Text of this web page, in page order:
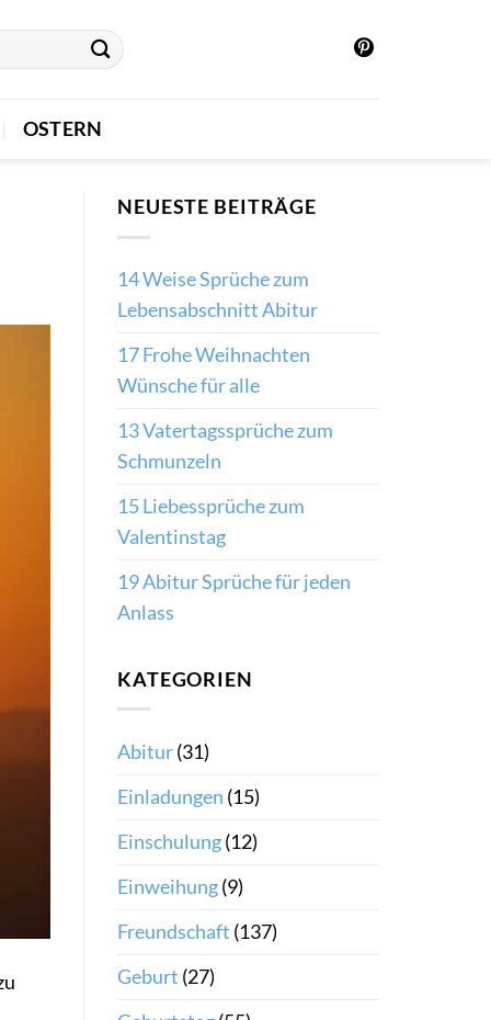
OSTERN
NEUESTE BEITRÄGE
14 Weise Sprüche zum
Lebensabschnitt Abitur
17 Frohe Weihnachten
Wünsche für alle
13 Vatertagssprüche zum
Schmunzeln
15 Liebessprüche zum
Valentinstag
19 Abitur Sprüche für jeden
Anlass
KATEGORIEN
Abitur(31)
Einladungen (15)
Einschulung(12)
Einweihung(9)
Freundschaft (137)
Geburt (27)